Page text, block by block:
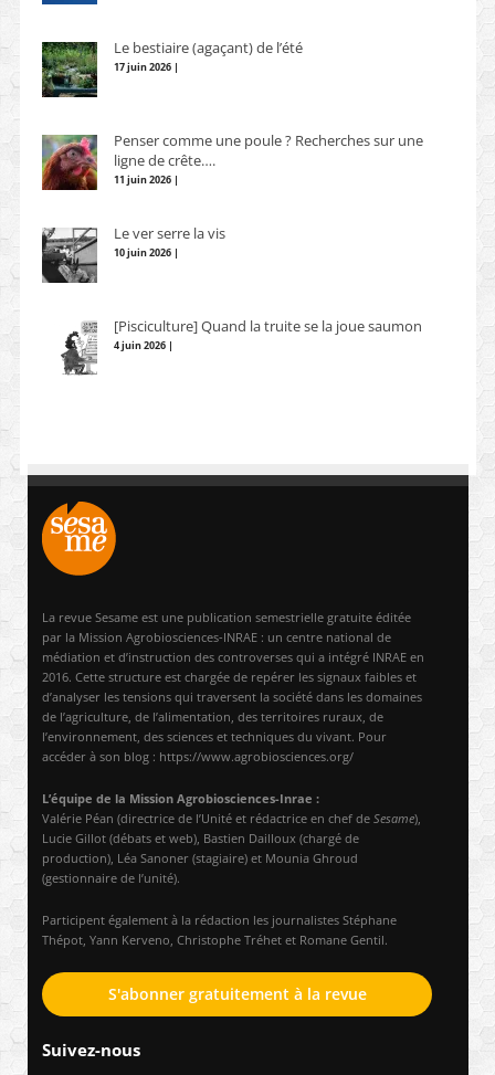
Le bestiaire (agaçant) de l’été
17 juin 2026 |
Penser comme une poule ? Recherches sur une
ligne de crête….
11 juin 2026 |
Le ver serre la vis
10 juin 2026 |
[Pisciculture] Quand la truite se la joue saumon
4 juin 2026 |
La revue Sesame est une publication semestrielle gratuite éditée
par la Mission Agrobiosciences-INRAE : un centre national de
médiation et d’instruction des controverses qui a intégré INRAE en
2016. Cette structure est chargée de repérer les signaux faibles et
d’analyser les tensions qui traversent la société dans les domaines
de l’agriculture, de l’alimentation, des territoires ruraux, de
l’environnement, des sciences et techniques du vivant. Pour
accéder à son blog : https://www.agrobiosciences.org/
L’équipe de la Mission Agrobiosciences-Inrae :
Valérie Péan (directrice de l’Unité et rédactrice en chef de Sesame),
Lucie Gillot (débats et web), Bastien Dailloux (chargé de
production), Léa Sanoner (stagiaire) et Mounia Ghroud
(gestionnaire de l’unité).
Participent également à la rédaction les journalistes Stéphane
Thépot, Yann Kerveno, Christophe Tréhet et Romane Gentil.
S'abonner gratuitement à la revue
Suivez-nous